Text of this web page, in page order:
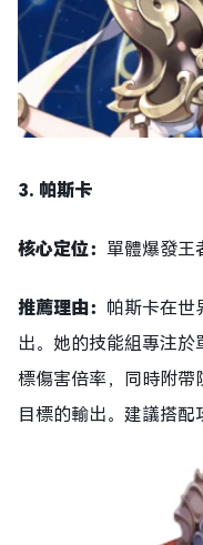
3. 帕斯卡
核心定位： 單體爆發王
推薦理由： 帕斯卡在世
出。她的技能組專注
標傷害倍率，同時附
目標的輸出。建議搭配